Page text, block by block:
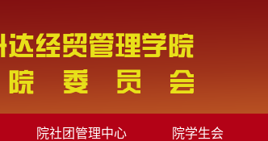
院社团管理中心 院学生会